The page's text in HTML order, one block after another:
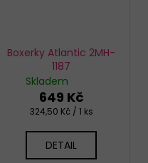
Boxerky Atlantic 2MH-
1187
Skladem
649 Kč
Měrná
324,50 Kč / 1 ks
DETAIL